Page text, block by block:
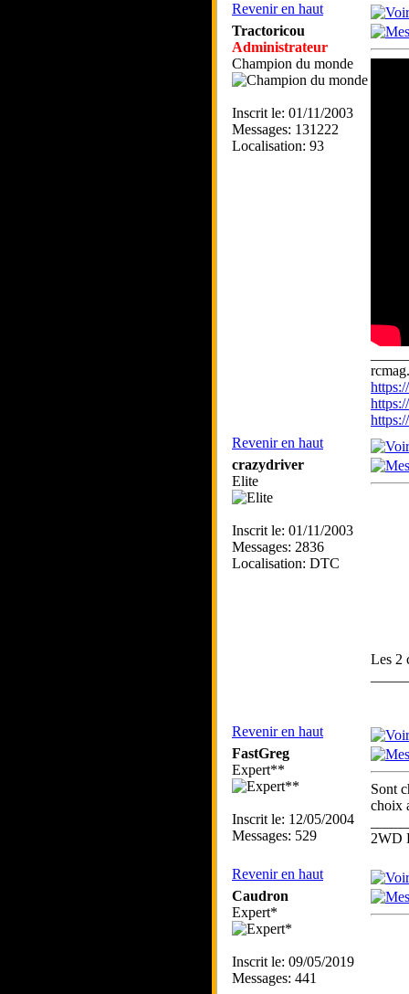
Revenir en haut
Tractoricou
Administrateur
Champion du monde
Inscrit le: 01/11/2003
Messages: 131222
Localisation: 93
Revenir en haut
crazydriver
Elite
Inscrit le: 01/11/2003
Messages: 2836
Localisation: DTC
Les 2
Revenir en haut
FastGreg
Expert**
Inscrit le: 12/05/2004
Messages: 529
Sont
choix
2WD
Revenir en haut
Caudron
Expert*
Inscrit le: 09/05/2019
Messages: 441